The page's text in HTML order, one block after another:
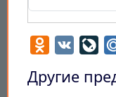
VK
Другие